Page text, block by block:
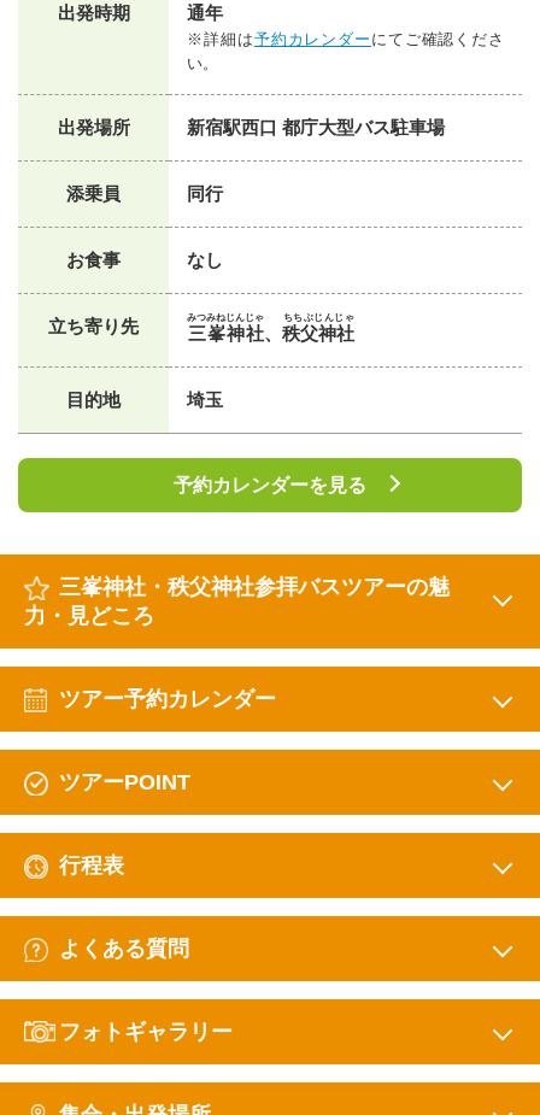
出発時期 通年
※詳細は予約カレンダー にてご確認くださ
い。
出発場所 新宿駅西口 都庁大型バス駐車場
添乗員 同行
お食事 なし
立ち寄り先 三峯神社
みつみねじんじゃ
、秩父神社
ちちぶじんじゃ
目的地 埼玉
予約カレンダーを見る
三峯神社・秩父神社参拝バスツアーの魅
力・見どころ
ツアー予約カレンダー
ツアーPOINT
行程表
よくある質問
フォトギャラリー